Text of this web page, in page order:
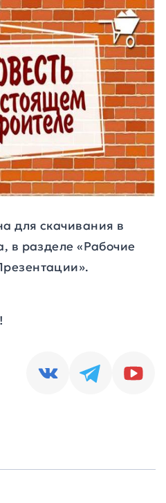
для скачивания в
в разделе «Рабочие